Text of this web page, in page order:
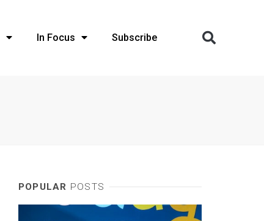
In Focus Subscribe
POPULAR POSTS